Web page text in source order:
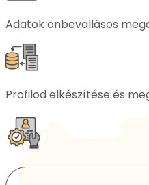
Adatok önbevallásos
Profilod elkészítése és